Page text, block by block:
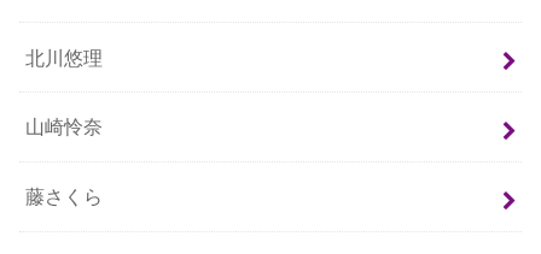
北川悠理
山崎怜奈
藤さくら